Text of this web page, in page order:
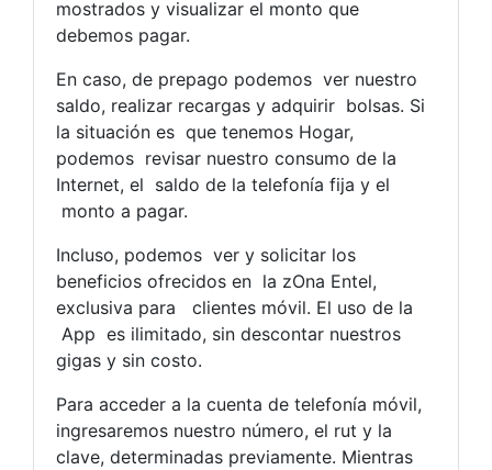
mostrados y visualizar el monto que
debemos pagar.
En caso, de prepago podemos ver nuestro
saldo, realizar recargas y adquirir bolsas. Si
la situación es que tenemos Hogar,
podemos revisar nuestro consumo de la
Internet, el saldo de la telefonía fija y el
monto a pagar.
Incluso, podemos ver y solicitar los
beneficios ofrecidos en la zOna Entel,
exclusiva para clientes móvil. El uso de la
App es ilimitado, sin descontar nuestros
gigas y sin costo.
Para acceder a la cuenta de telefonía móvil,
ingresaremos nuestro número, el rut y la
clave, determinadas previamente. Mientras